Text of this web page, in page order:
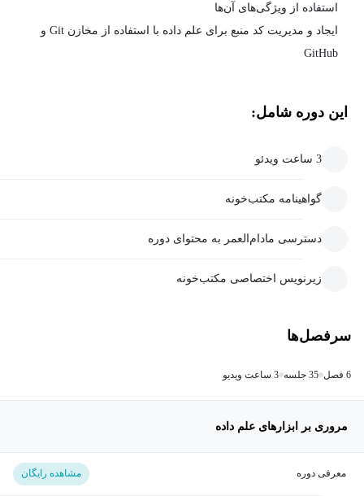
استفاده از ویژگی‌های آن‌ها
ایجاد و مدیریت کد منبع برای علم داده با استفاده از مخازن Git و
GitHub
این دوره شامل:
3 ساعت ویدئو
گواهینامه مکتب‌خونه
دسترسی مادام‌العمر به محتوای دوره
زیرنویس اختصاصی مکتب‌خونه
سرفصل‌ها
6 فصل 35 جلسه 3 ساعت ویدیو
مروری بر ابزارهای علم داده
معرفی دوره مشاهده رایگان